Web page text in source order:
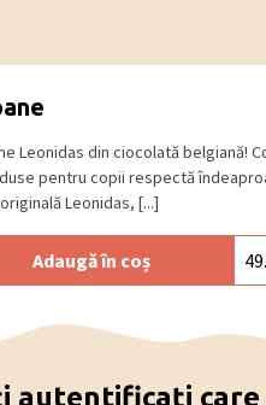
Leonidas din ciocolată belgiană!
pentru copii respectă
Leonidas, [...]
Adaugă în coș
autentificați